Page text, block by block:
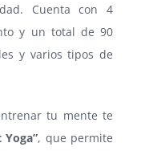
Cuenta con 4
y un total de 90
y varios tipos de
tu mente te
, que permite